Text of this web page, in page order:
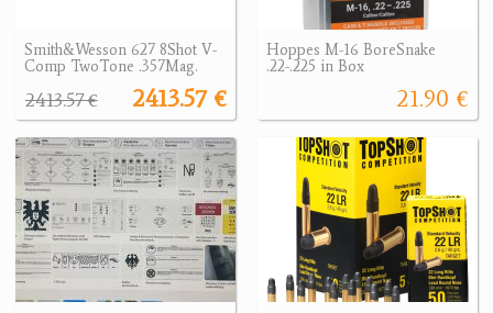
Smith&Wesson 627 8Shot V-
Comp TwoTone .357Mag.
2413.57 €
2413.57 €
Hoppes M-16 BoreSnake
.22-.225 in Box
21.90 €